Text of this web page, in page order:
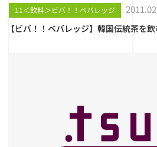
11＜飲料＞ビバ！！ベバレッジ
【ビバ！！ベバレッジ】韓国伝統茶を飲